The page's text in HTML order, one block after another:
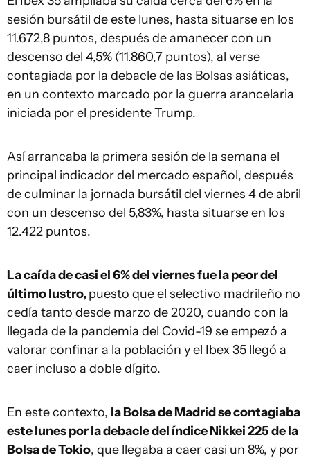
sesión bursátil de este lunes, hasta situarse en los
11.672,8 puntos, después de amanecer con un
descenso del 4,5% (11.860,7 puntos), al verse
contagiada por la debacle de las Bolsas asiáticas,
en un contexto marcado por la guerra arancelaria
iniciada por el presidente Trump.
Así arrancaba la primera sesión de la semana el
principal indicador del mercado español, después
de culminar la jornada bursátil del viernes 4 de abril
con un descenso del 5,83%, hasta situarse en los
12.422 puntos.
La caída de casi el 6% del viernes fue la peor del
último lustro, puesto que el selectivo madrileño no
cedía tanto desde marzo de 2020, cuando con la
llegada de la pandemia del Covid-19 se empezó a
valorar confinar a la población y el Ibex 35 llegó a
caer incluso a doble dígito.
En este contexto, la Bolsa de Madrid se contagiaba
este lunes por la debacle del índice Nikkei 225 de la
Bolsa de Tokio, que llegaba a caer casi un 8%, y por